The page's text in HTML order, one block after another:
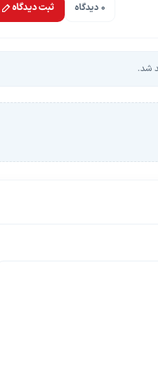
0 دیدگاه ثبت دیدگاه
شد.